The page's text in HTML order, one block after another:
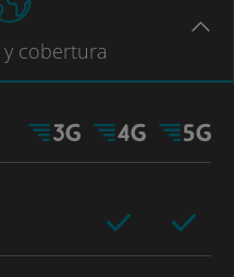
y cobertura